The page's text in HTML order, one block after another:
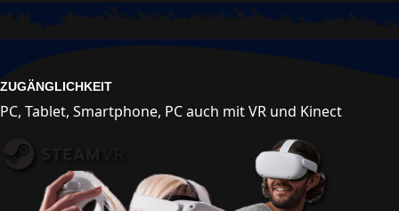
ZUGÄNGLICHKEIT
PC, Tablet, Smartphone, PC auch mit VR und Kinect